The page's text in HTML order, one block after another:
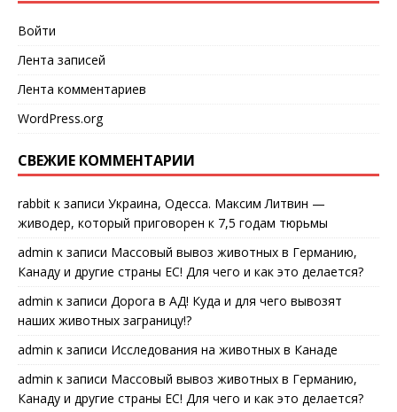
Войти
Лента записей
Лента комментариев
WordPress.org
СВЕЖИЕ КОММЕНТАРИИ
rabbit к записи Украина, Одесса. Максим Литвин —
живодер, который приговорен к 7,5 годам тюрьмы
admin к записи Массовый вывоз животных в Германию,
Канаду и другие страны ЕС! Для чего и как это делается?
admin к записи Дорога в АД! Куда и для чего вывозят
наших животных заграницу!?
admin к записи Исследования на животных в Канаде
admin к записи Массовый вывоз животных в Германию,
Канаду и другие страны ЕС! Для чего и как это делается?